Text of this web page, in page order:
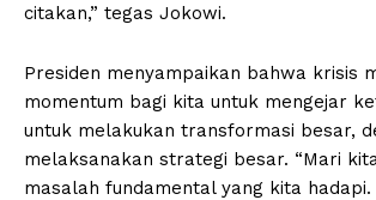
citakan,” tegas Jokowi.
Presiden menyampaikan bahwa krisis
momentum bagi kita untuk mengejar
untuk melakukan transformasi besar,
melaksanakan strategi besar. “Mari
masalah fundamental yang kita